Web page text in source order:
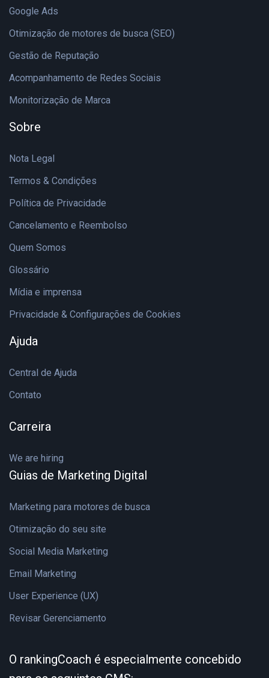
Google Ads
Otimização de motores de busca (SEO)
Gestão de Reputação
Acompanhamento de Redes Sociais
Monitorização de Marca
Sobre
Nota Legal
Termos & Condições
Política de Privacidade
Cancelamento e Reembolso
Quem Somos
Glossário
Mídia e imprensa
Privacidade & Configurações de Cookies
Ajuda
Central de Ajuda
Contato
Carreira
We are hiring
Guias de Marketing Digital
Marketing para motores de busca
Otimização do seu site
Social Media Marketing
Email Marketing
User Experience (UX)
Revisar Gerenciamento
O rankingCoach é especialmente concebido